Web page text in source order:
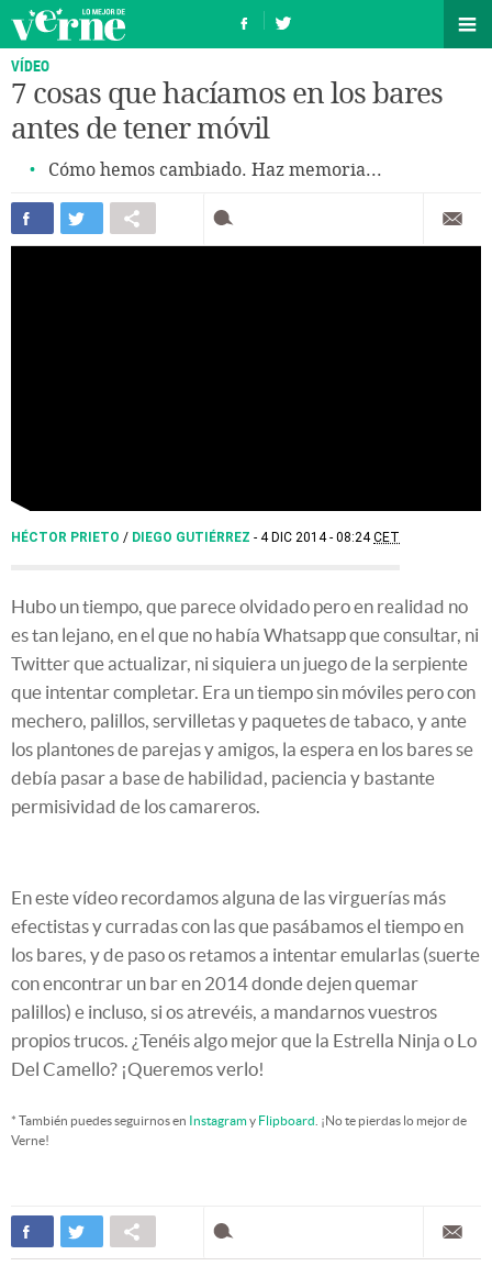
VÍDEO
7 cosas que hacíamos en los bares
antes de tener móvil
Cómo hemos cambiado. Haz memoria...
HÉCTOR PRIETO / DIEGO GUTIÉRREZ 4 DIC 2014 - 08:24CET
Hubo un tiempo, que parece olvidado pero en realidad no
es tan lejano, en el que no había Whatsapp que consultar, ni
Twitter que actualizar, ni siquiera un juego de la serpiente
que intentar completar. Era un tiempo sin móviles pero con
mechero, palillos, servilletas y paquetes de tabaco, y ante
los plantones de parejas y amigos, la espera en los bares se
debía pasar a base de habilidad, paciencia y bastante
permisividad de los camareros.
En este vídeo recordamos alguna de las virguerías más
efectistas y curradas con las que pasábamos el tiempo en
los bares, y de paso os retamos a intentar emularlas (suerte
con encontrar un bar en 2014 donde dejen quemar
palillos) e incluso, si os atrevéis, a mandarnos vuestros
propios trucos. ¿Tenéis algo mejor que la Estrella Ninja o Lo
Del Camello? ¡Queremos verlo!
* También puedes seguirnos en Instagramy Flipboard . ¡No te pierdas lo mejor de
Verne!